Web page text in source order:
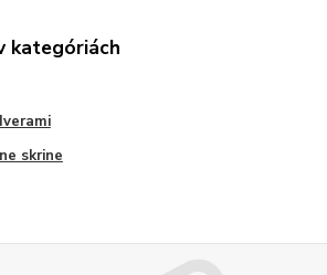
kategóriách
skrine